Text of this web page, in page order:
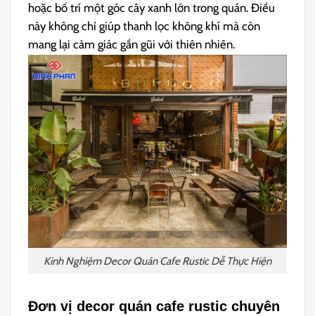
hoặc bố trí một góc cây xanh lớn trong quán. Điều
này không chỉ giúp thanh lọc không khí mà còn
mang lại cảm giác gần gũi với thiên nhiên.
Kinh Nghiệm Decor Quán Cafe Rustic Dễ Thực Hiện
Đơn vị decor quán cafe rustic chuyên